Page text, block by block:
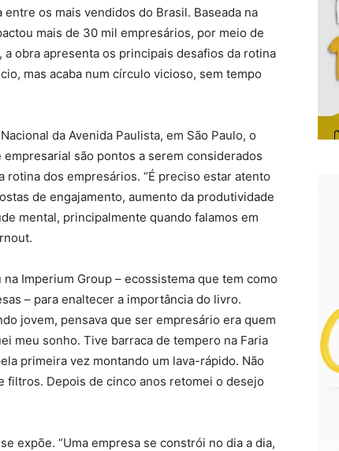
os mais vendidos do Brasil. Baseada na
mais de 30 mil empresários, por meio de
obra apresenta os principais desafios da rotina
mas acaba num círculo vicioso, sem tempo
da Avenida Paulista, em São Paulo, o
são pontos a serem considerados
rotina dos empresários. “É preciso estar atento
de engajamento, aumento da produtividade
mental, principalmente quando falamos em
Imperium Group – ecossistema que tem como
– para enaltecer a importância do livro.
jovem, pensava que ser empresário era quem
meu sonho. Tive barraca de tempero na Faria
primeira vez montando um lava-rápido. Não
filtros. Depois de cinco anos retomei o desejo
expõe. “Uma empresa se constrói no dia a dia,